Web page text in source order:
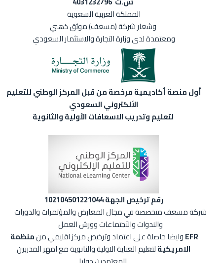
ومعتمدة لدى وزارة التجارة والاستثمار السعودي
أول منصة أكاديمية مرخصة من قبل المركز الوطني للتعليم
الألكتروني السعودي
رقم ترخيص الجهة102104501221044
شركة مسعف متخصصة في مجال المعارض والمؤتمرات والدورات
والندوات والآجتماعات وورش العمل
وايضا حاصلة على اعتماد وترخيص مركز اقليمي منمنظمة EFR
الامريكيةلتعليم العناية الاولية والثانوية مع امهر المدربين